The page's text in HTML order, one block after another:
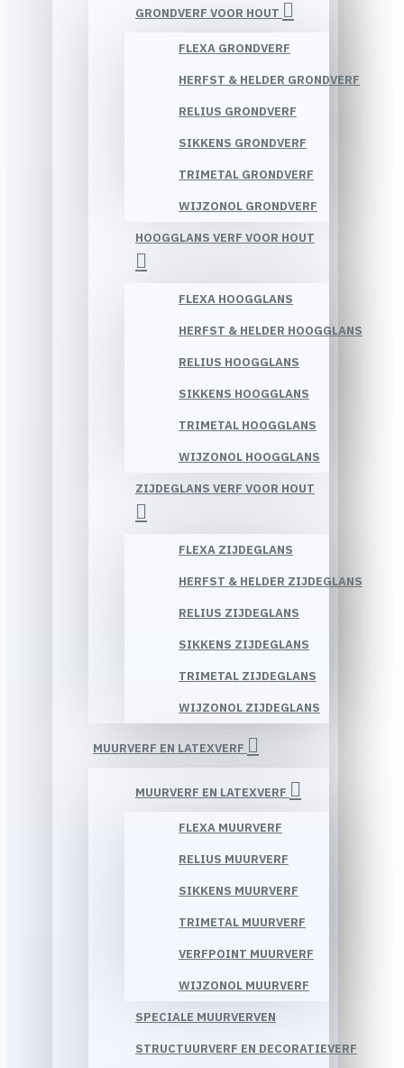
GRONDVERF VOOR HOUT
FLEXA GRONDVERF
HERFST & HELDER GRONDVERF
RELIUS GRONDVERF
SIKKENS GRONDVERF
TRIMETAL GRONDVERF
WIJZONOL GRONDVERF
HOOGGLANS VERF VOOR HOUT
FLEXA HOOGGLANS
HERFST & HELDER HOOGGLANS
RELIUS HOOGGLANS
SIKKENS HOOGGLANS
TRIMETAL HOOGGLANS
WIJZONOL HOOGGLANS
ZIJDEGLANS VERF VOOR HOUT
FLEXA ZIJDEGLANS
HERFST & HELDER ZIJDEGLANS
RELIUS ZIJDEGLANS
SIKKENS ZIJDEGLANS
TRIMETAL ZIJDEGLANS
WIJZONOL ZIJDEGLANS
MUURVERF EN LATEXVERF
MUURVERF EN LATEXVERF
FLEXA MUURVERF
RELIUS MUURVERF
SIKKENS MUURVERF
TRIMETAL MUURVERF
VERFPOINT MUURVERF
WIJZONOL MUURVERF
SPECIALE MUURVERVEN
STRUCTUURVERF EN DECORATIEVERF